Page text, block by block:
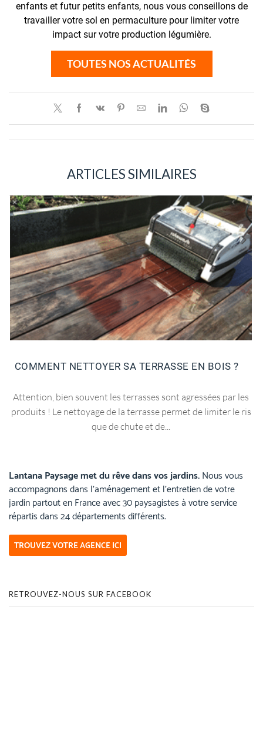
enfants et futur petits enfants, nous vous conseillons de
travailler votre sol en permaculture pour limiter votre
impact sur votre production légumière.
TOUTES NOS ACTUALITÉS
ARTICLES SIMILAIRES
COMMENT NETTOYER SA TERRASSE EN BOIS ?
Attention, bien souvent les terrasses sont agressées par les
produits ! Le nettoyage de la terrasse permet de limiter le ris
que de chute et de...
Lantana Paysage met du rêve dans vos jardins.Nous vous
accompagnons dans l’aménagement et l’entretien de votre
jardin partout en France avec 30 paysagistes à votre service
répartis dans 24 départements différents.
TROUVEZ VOTRE AGENCE ICI
RETROUVEZ-NOUS SUR FACEBOOK